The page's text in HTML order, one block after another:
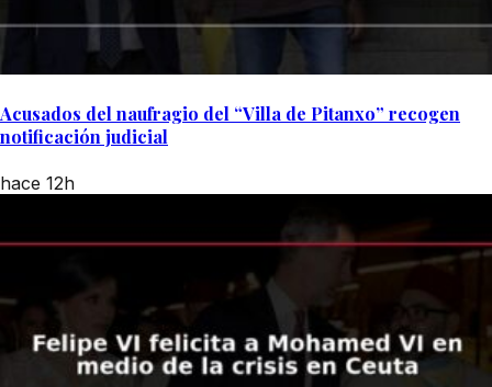
Acusados del naufragio del “Villa de Pitanxo” recogen
notificación judicial
hace 12h